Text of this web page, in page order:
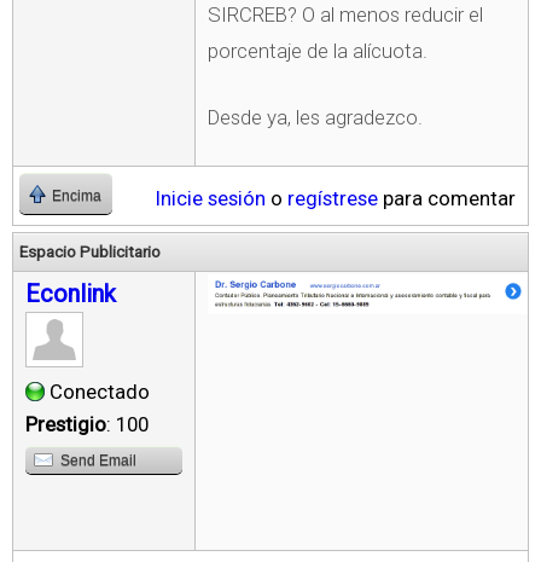
SIRCREB? O al menos reducir el
porcentaje de la alícuota.
Desde ya, les agradezco.
Encima Inicie sesión o regístrese para comentar
Espacio Publicitario
Econlink
Conectado
Prestigio: 100
Send Email